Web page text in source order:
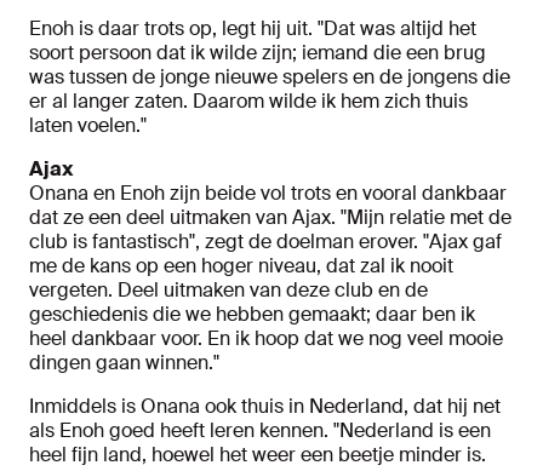
Enoh is daar trots op, legt hij uit. "Dat was altijd het
soort persoon dat ik wilde zijn; iemand die een brug
was tussen de jonge nieuwe spelers en de jongens die
er al langer zaten. Daarom wilde ik hem zich thuis
laten voelen."
Ajax
Onana en Enoh zijn beide vol trots en vooral dankbaar
dat ze een deel uitmaken van Ajax. "Mijn relatie met de
club is fantastisch", zegt de doelman erover. "Ajax gaf
me de kans op een hoger niveau, dat zal ik nooit
vergeten. Deel uitmaken van deze club en de
geschiedenis die we hebben gemaakt; daar ben ik
heel dankbaar voor. En ik hoop dat we nog veel mooie
dingen gaan winnen."
Inmiddels is Onana ook thuis in Nederland, dat hij net
als Enoh goed heeft leren kennen. "Nederland is een
heel fijn land, hoewel het weer een beetje minder is.